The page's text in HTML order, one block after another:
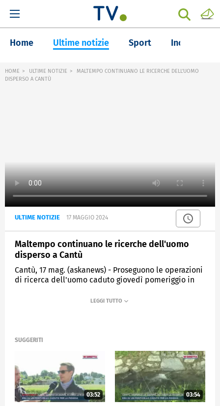
Home Ultime notizie Sport Inchieste
HOME ULTIME NOTIZIE
MALTEMPO CONTINUANO LE RICERCHE DELL'UOMO
DISPERSO A CANTÙ
ULTIME NOTIZIE 17 MAGGIO 2024
Maltempo continuano le ricerche dell'uomo
disperso a Cantù
Cantù, 17 mag. (askanews) - Proseguono le operazioni
di ricerca dell'uomo caduto giovedì pomeriggio in
Comasco. I vigili del fuoco sono impegnati sul posto
pensionato di 66 anni, originario di Cantù, si trovava
su un ponticello pedonale di servizio quando è stato
travolto dalla forza dell'acqua che lo ha trascinato
nel torrente in piena.
CRONACA
SUGGERITI
03:52 03:54